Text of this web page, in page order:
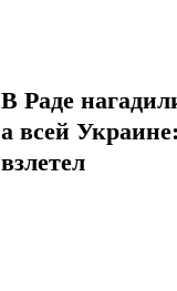
В Раде
а всей
взлетел